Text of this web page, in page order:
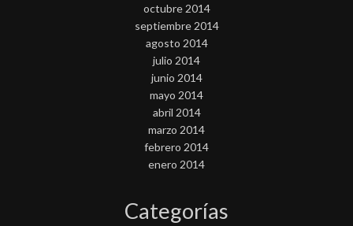
octubre 2014
septiembre 2014
agosto 2014
julio 2014
junio 2014
mayo 2014
abril 2014
marzo 2014
febrero 2014
enero 2014
Categorías